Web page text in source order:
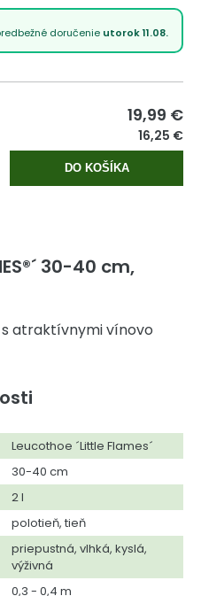
doručenie utorok 11.08.
19,99 €
16,25 €
DO KOŠÍKA
30-40 cm,
atraktívnymi vínovo
Leucothoe ´Little Flames´
30-40 cm
2 l
polotieň, tieň
priepustná, vlhká, kyslá,
výživná
0,3 - 0,4 m